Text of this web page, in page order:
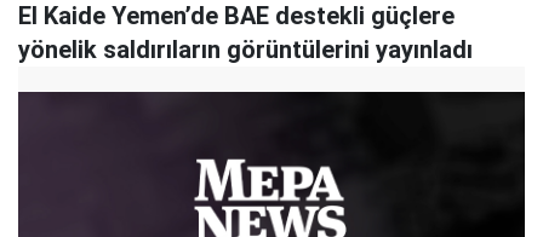
El Kaide Yemen’de BAE destekli güçlere
yönelik saldırıların görüntülerini yayınladı